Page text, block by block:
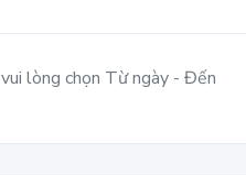
lòng chọn Từ ngày - Đến